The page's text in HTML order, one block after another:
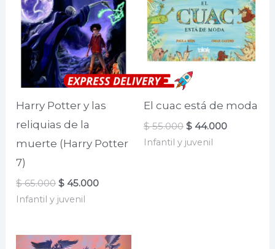
Harry Potter y las
reliquias de la
muerte (Harry Potter
7)
$65.000 El
precio
original
$ 45.000El
Infantil y juvenil
El cuac está de moda
$55.000 El
precio
original
$ 44.000El
Infantil y juvenil